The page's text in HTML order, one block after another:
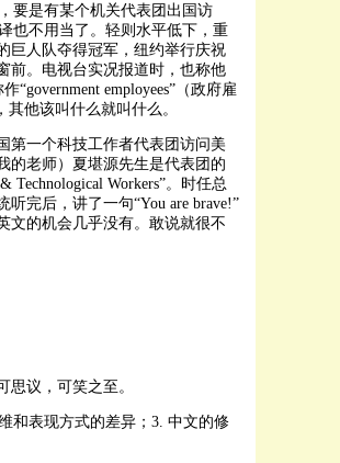
要是有某个机关代表团出国访
也不用当了。轻则水平低下，重
巨人队夺得冠军，纽约举行庆祝
前。电视台实况报道时，也称他
“government employees”（政府雇
他该叫什么就叫什么。
第一个科技工作者代表团访问美
的老师）夏堪源先生是代表团的
Technological Workers”。时任总
完后，讲了一句“You are brave!”
文的机会几乎没有。敢说就很不
思议，可笑之至。
和表现方式的差异；3. 中文的修